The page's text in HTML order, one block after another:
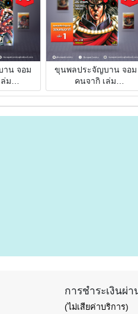
น จอม
ม
ขุนพลประจัญบาน จอม
คนจากิ เล่ม
1(0000000023)
การชำระเงินผ่
(ไม่เสียค่าบริการ)